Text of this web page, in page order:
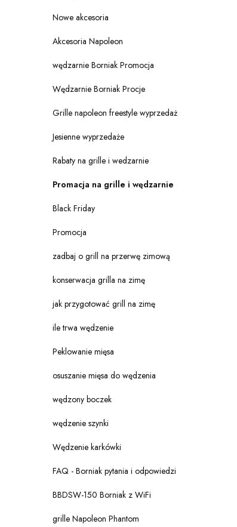
Nowe akcesoria
Akcesoria Napoleon
wędzarnie Borniak Promocja
Wędzarnie Borniak Procje
Grille napoleon freestyle wyprzedaż
Jesienne wyprzedaże
Rabaty na grille i wedzarnie
Promacja na grille i wędzarnie
Black Friday
Promocja
zadbaj o grill na przerwę zimową
konserwacja grilla na zimę
jak przygotować grill na zimę
ile trwa wędzenie
Peklowanie mięsa
osuszanie mięsa do wędzenia
wędzony boczek
wędzenie szynki
Wędzenie karkówki
FAQ - Borniak pytania i odpowiedzi
BBDSW-150 Borniak z WiFi
grille Napoleon Phantom